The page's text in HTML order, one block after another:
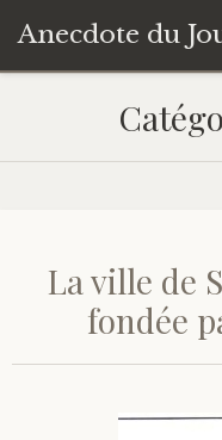
Anecdote du
contenu
Livres de Culture
À propos
La ville de
fondée